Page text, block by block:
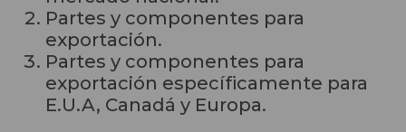
Partes y componentes para
exportación.
Partes y componentes para
exportación específicamente para
E.U.A, Canadá y Europa.